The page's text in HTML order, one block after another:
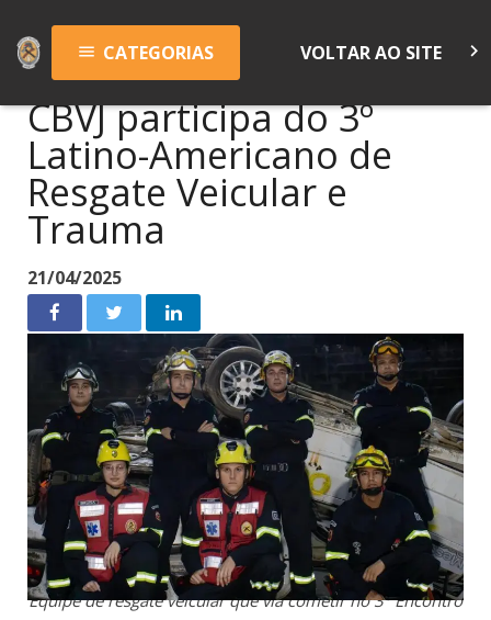
menu CATEGORIAS VOLTAR AO SITE keyboard_arrow_right
CBVJ participa do 3º
Latino-Americano de
Resgate Veicular e
Trauma
21/04/2025
Equipe de resgate veicular que via cometir no 3º Encontro